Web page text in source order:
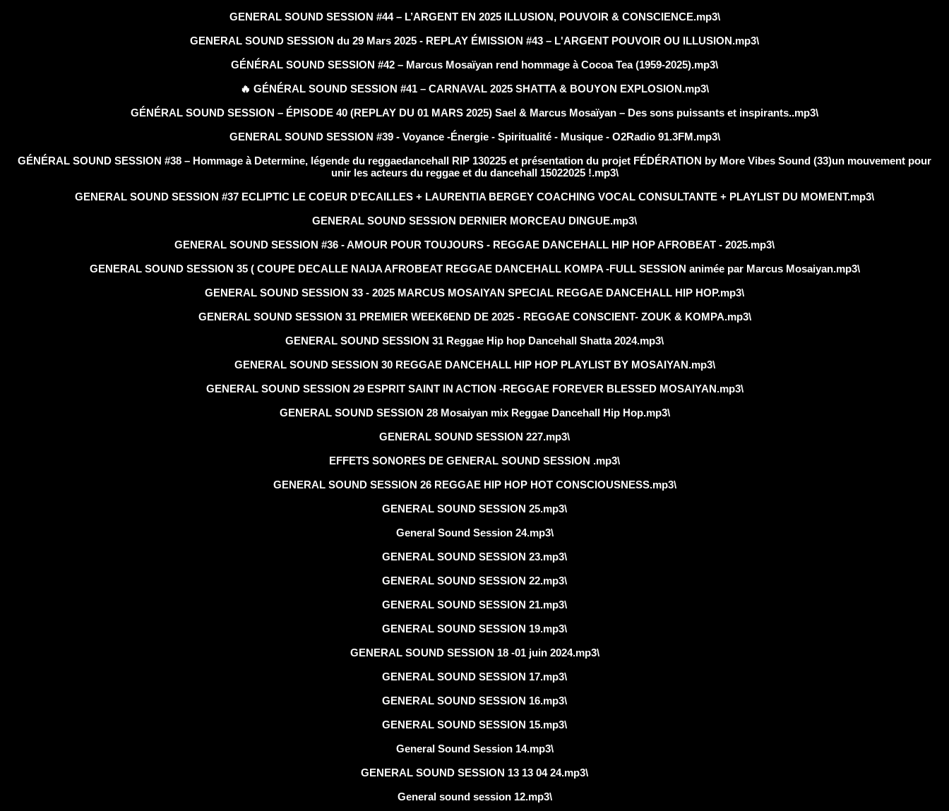
GENERAL SOUND SESSION #44 – L’ARGENT EN 2025 ILLUSION, POUVOIR & CONSCIENCE.mp3\
GENERAL SOUND SESSION du 29 Mars 2025 - REPLAY ÉMISSION #43 – L'ARGENT POUVOIR OU ILLUSION.mp3\
GÉNÉRAL SOUND SESSION #42 – Marcus Mosaïyan rend hommage à Cocoa Tea (1959-2025).mp3\
🔥 GÉNÉRAL SOUND SESSION #41 – CARNAVAL 2025 SHATTA & BOUYON EXPLOSION.mp3\
GÉNÉRAL SOUND SESSION – ÉPISODE 40 (REPLAY DU 01 MARS 2025) Sael & Marcus Mosaïyan – Des sons puissants et inspirants..mp3\
GENERAL SOUND SESSION #39 - Voyance -Énergie - Spiritualité - Musique - O2Radio 91.3FM.mp3\
GÉNÉRAL SOUND SESSION #38 – Hommage à Determine, légende du reggaedancehall RIP 130225 et présentation du projet FÉDÉRATION by More Vibes Sound (33)un mouvement pour
unir les acteurs du reggae et du dancehall 15022025 !.mp3\
GENERAL SOUND SESSION #37 ECLIPTIC LE COEUR D'ECAILLES + LAURENTIA BERGEY COACHING VOCAL CONSULTANTE + PLAYLIST DU MOMENT.mp3\
GENERAL SOUND SESSION DERNIER MORCEAU DINGUE.mp3\
GENERAL SOUND SESSION #36 - AMOUR POUR TOUJOURS - REGGAE DANCEHALL HIP HOP AFROBEAT - 2025.mp3\
GENERAL SOUND SESSION 35 ( COUPE DECALLE NAIJA AFROBEAT REGGAE DANCEHALL KOMPA -FULL SESSION animée par Marcus Mosaiyan.mp3\
GENERAL SOUND SESSION 33 - 2025 MARCUS MOSAIYAN SPECIAL REGGAE DANCEHALL HIP HOP.mp3\
GENERAL SOUND SESSION 31 PREMIER WEEK6END DE 2025 - REGGAE CONSCIENT- ZOUK & KOMPA.mp3\
GENERAL SOUND SESSION 31 Reggae Hip hop Dancehall Shatta 2024.mp3\
GENERAL SOUND SESSION 30 REGGAE DANCEHALL HIP HOP PLAYLIST BY MOSAIYAN.mp3\
GENERAL SOUND SESSION 29 ESPRIT SAINT IN ACTION -REGGAE FOREVER BLESSED MOSAIYAN.mp3\
GENERAL SOUND SESSION 28 Mosaiyan mix Reggae Dancehall Hip Hop.mp3\
GENERAL SOUND SESSION 227.mp3\
EFFETS SONORES DE GENERAL SOUND SESSION .mp3\
GENERAL SOUND SESSION 26 REGGAE HIP HOP HOT CONSCIOUSNESS.mp3\
GENERAL SOUND SESSION 25.mp3\
General Sound Session 24.mp3\
GENERAL SOUND SESSION 23.mp3\
GENERAL SOUND SESSION 22.mp3\
GENERAL SOUND SESSION 21.mp3\
GENERAL SOUND SESSION 19.mp3\
GENERAL SOUND SESSION 18 -01 juin 2024.mp3\
GENERAL SOUND SESSION 17.mp3\
GENERAL SOUND SESSION 16.mp3\
GENERAL SOUND SESSION 15.mp3\
General Sound Session 14.mp3\
GENERAL SOUND SESSION 13 13 04 24.mp3\
General sound session 12.mp3\